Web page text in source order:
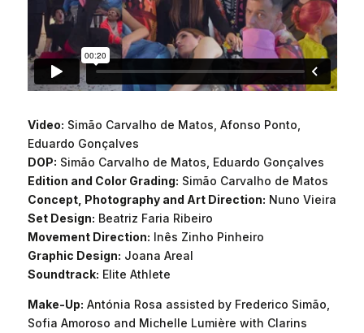
Video: Simão Carvalho de Matos, Afonso Ponto,
Eduardo Gonçalves
DOP: Simão Carvalho de Matos, Eduardo Gonçalves
Edition and Color Grading: Simão Carvalho de Matos
Concept, Photography and Art Direction: Nuno Vieira
Set Design: Beatriz Faria Ribeiro
Movement Direction: Inês Zinho Pinheiro
Graphic Design: Joana Areal
Soundtrack: Elite Athlete
Make-Up: Antónia Rosa assisted by Frederico Simão,
Sofia Amoroso and Michelle Lumière with Clarins